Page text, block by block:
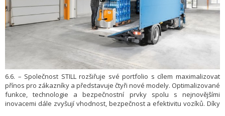
6.6. – Společnost STILL rozšiřuje své portfolio s cílem maximalizovat
přínos pro zákazníky a představuje čtyři nové modely. Optimalizované
funkce, technologie a bezpečnostní prvky spolu s nejnovějšími
inovacemi dále zvyšují vhodnost, bezpečnost a efektivitu vozíků. Díky